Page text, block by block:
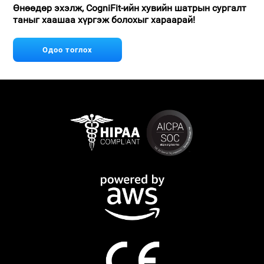
Өнөөдөр эхэлж, CogniFit-ийн хувийн шатрын сургалт
таныг хаашаа хүргэж болохыг хараарай!
Одоо тоглох